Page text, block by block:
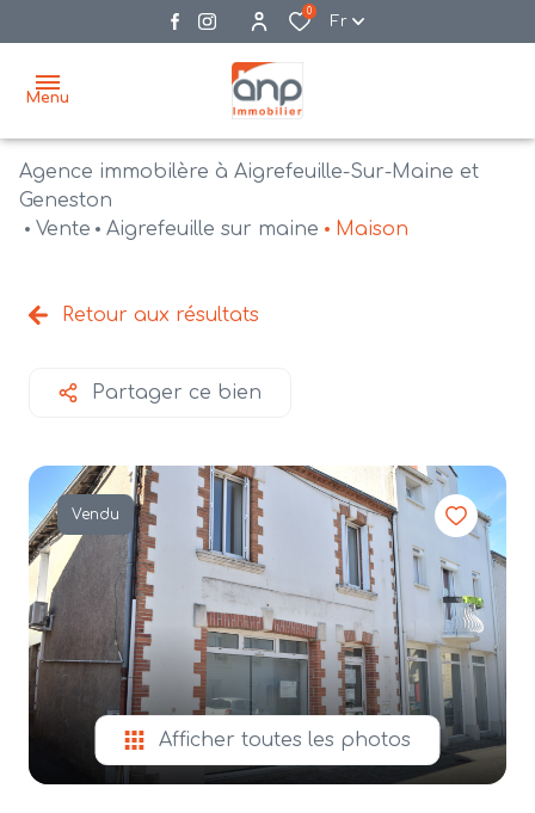
0
Fr
Menu
accueil
acheter
vente
agences
estimation
alerte
e-
mail
contact
Agence immobilère à Aigrefeuille-Sur-Maine et
Geneston
Vente
Aigrefeuille sur maine Maison
Retour aux résultats
Partager ce bien
Vendu
Afficher toutes les photos